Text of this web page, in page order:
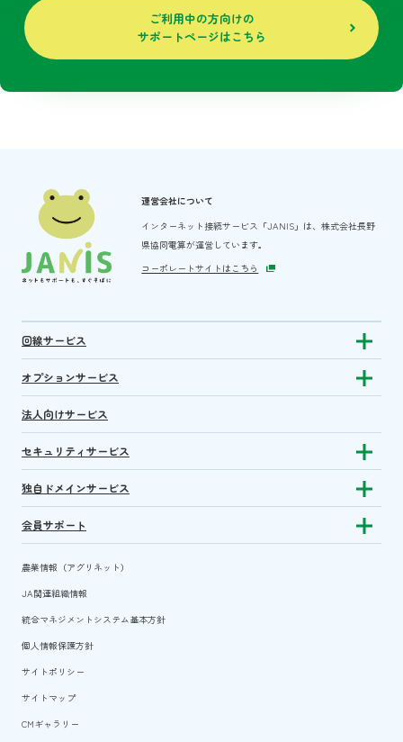
ご利用中の方向けの
サポートページはこちら
運営会社について
インターネット接続サービス「JANIS」は、株式会社長野
県協同電算が運営しています。
コーポレートサイトはこちら
回線サービス Show
オプションサービス Show
法人向けサービス
セキュリティサービス Show
独自ドメインサービス Show
会員サポート Show
農業情報（アグリネット）
JA関連組織情報
統合マネジメントシステム基本方針
個人情報保護方針
サイトポリシー
サイトマップ
CMギャラリー